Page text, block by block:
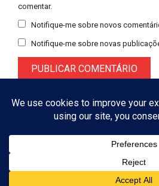
comentar.
Notifique-me sobre novos
Notifique-me sobre novas
Magazine Booster.